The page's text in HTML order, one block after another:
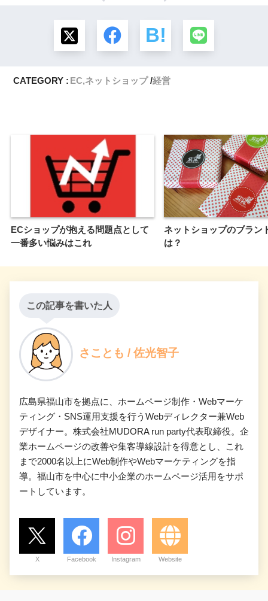
CATEGORY : EC,ネットショップ 経営
ECショップが抱える問題点として
一番多い悩みはこれ
ネットショップのブラン
は？
この記事を書いた人
さことも / 佐光智子
広島県福山市を拠点に、ホームページ制作・Webマーケ
ティング・SNS運用支援を行うWebディレクター兼Web
デザイナー。株式会社MUDORA run party代表取締役。企
業ホームページの改善や集客導線設計を得意とし、これ
まで2000名以上にWeb制作やWebマーケティングを指
導。福山市を中心に中小企業のホームページ活用をサポ
ートしています。
X Facebook Instagram Website